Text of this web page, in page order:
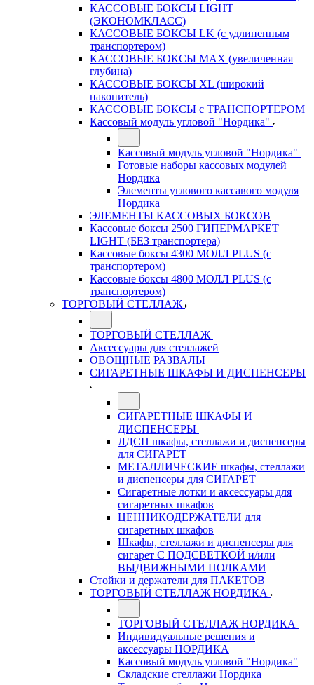
КАССОВЫЕ БОКСЫ LIGHT
(ЭКОНОМКЛАСС)
КАССОВЫЕ БОКСЫ LK (с удлиненным
транспортером)
КАССОВЫЕ БОКСЫ MAX (увеличенная
глубина)
КАССОВЫЕ БОКСЫ XL (широкий
накопитель)
КАССОВЫЕ БОКСЫ с ТРАНСПОРТЕРОМ
Кассовый модуль угловой "Нордика"
Кассовый модуль угловой "Нордика"
Готовые наборы кассовых модулей
Нордика
Элементы углового кассавого модуля
Нордика
ЭЛЕМЕНТЫ КАССОВЫХ БОКСОВ
Кассовые боксы 2500 ГИПЕРМАРКЕТ
LIGHT (БЕЗ транспортера)
Кассовые боксы 4300 МОЛЛ PLUS (с
транспортером)
Кассовые боксы 4800 МОЛЛ PLUS (с
транспортером)
ТОРГОВЫЙ СТЕЛЛАЖ
ТОРГОВЫЙ СТЕЛЛАЖ
Аксессуары для стеллажей
ОВОЩНЫЕ РАЗВАЛЫ
СИГАРЕТНЫЕ ШКАФЫ И ДИСПЕНСЕРЫ
СИГАРЕТНЫЕ ШКАФЫ И
ДИСПЕНСЕРЫ
ЛДСП шкафы, стеллажи и диспенсеры
для СИГАРЕТ
МЕТАЛЛИЧЕСКИЕ шкафы, стеллажи
и диспенсеры для СИГАРЕТ
Сигаретные лотки и аксессуары для
сигаретных шкафов
ЦЕННИКОДЕРЖАТЕЛИ для
сигаретных шкафов
Шкафы, стеллажи и диспенсеры для
сигарет С ПОДСВЕТКОЙ и/или
ВЫДВИЖНЫМИ ПОЛКАМИ
Стойки и держатели для ПАКЕТОВ
ТОРГОВЫЙ СТЕЛЛАЖ НОРДИКА
ТОРГОВЫЙ СТЕЛЛАЖ НОРДИКА
Индивидуальные решения и
аксессуары НОРДИКА
Кассовый модуль угловой "Нордика"
Складские стеллажи Нордика